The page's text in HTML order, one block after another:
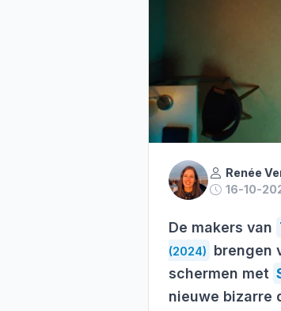
Renée
16-10-
De makers van
(2024)
brengen
schermen met
nieuwe bizarre